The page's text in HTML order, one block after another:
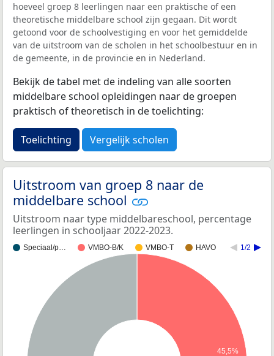
hoeveel groep 8 leerlingen naar een praktische of een
theoretische middelbare school zijn gegaan. Dit wordt
getoond voor de schoolvestiging en voor het gemiddelde
van de uitstroom van de scholen in het schoolbestuur en in
de gemeente, in de provincie en in Nederland.
Bekijk de tabel met de indeling van alle soorten
middelbare school opleidingen naar de groepen
praktisch of theoretisch in de toelichting:
Toelichting Vergelijk scholen
Uitstroom van groep 8 naar de
middelbare school
Uitstroom naar type middelbareschool, percentage
leerlingen in schooljaar 2022-2023.
Speciaal/p… VMBO-B/K VMBO-T HAVO 1/2
45,5%